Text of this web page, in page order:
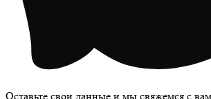
Оставьте свои данные и мы свяжемся с